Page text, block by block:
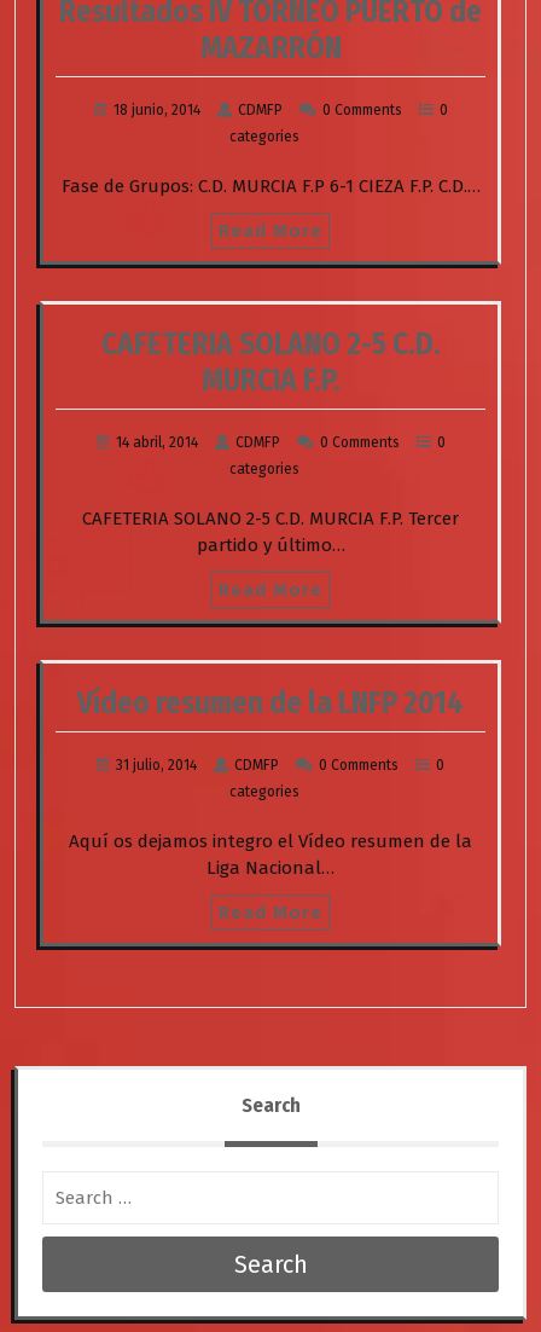
Resultados IV TORNEO PUERTO de
MAZARRÓN
18 junio, 2014 CDMFP 0 Comments
0
categories
Fase de Grupos: C.D. MURCIA F.P 6-1 CIEZA F.P. C.D.…
Read More
CAFETERIA SOLANO 2-5 C.D.
MURCIA F.P.
14 abril, 2014 CDMFP 0 Comments
0
categories
CAFETERIA SOLANO 2-5 C.D. MURCIA F.P. Tercer
partido y último…
Read More
Vídeo resumen de la LNFP 2014
31 julio, 2014 CDMFP 0 Comments
0
categories
Aquí os dejamos integro el Vídeo resumen de la
Liga Nacional…
Read More
Search
Search